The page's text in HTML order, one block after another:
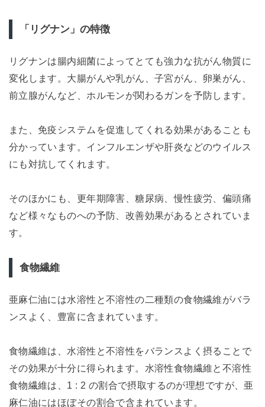
「リグナン」の特徴
リグナンは腸内細菌によってとても強力な抗がん物質に
変化します。大腸がんや乳がん、子宮がん、卵巣がん、
前立腺がんなど、ホルモンが関わるガンを予防します。
また、免疫システムを促進してくれる効果があることも
分かっています。インフルエンザや肝炎などのウイルス
にも対抗してくれます。
そのほかにも、更年期障害、糖尿病、慢性疲労、偏頭痛
など様々なものへの予防、改善効果があるとされていま
す。
食物繊維
亜麻仁油には水溶性と不溶性の二種類の食物繊維がバラ
ンスよく、豊富に含まれています。
食物繊維は、水溶性と不溶性をバランスよく摂ることで
その効果が十分に得られます。水溶性食物繊維と不溶性
食物繊維は、1 : 2 の割合で摂取するのが理想ですが、亜
麻仁油にはほぼその割合で含まれています。